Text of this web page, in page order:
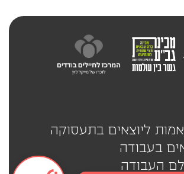
ליוצאים בתעסוקה
בעבודה
העבודה